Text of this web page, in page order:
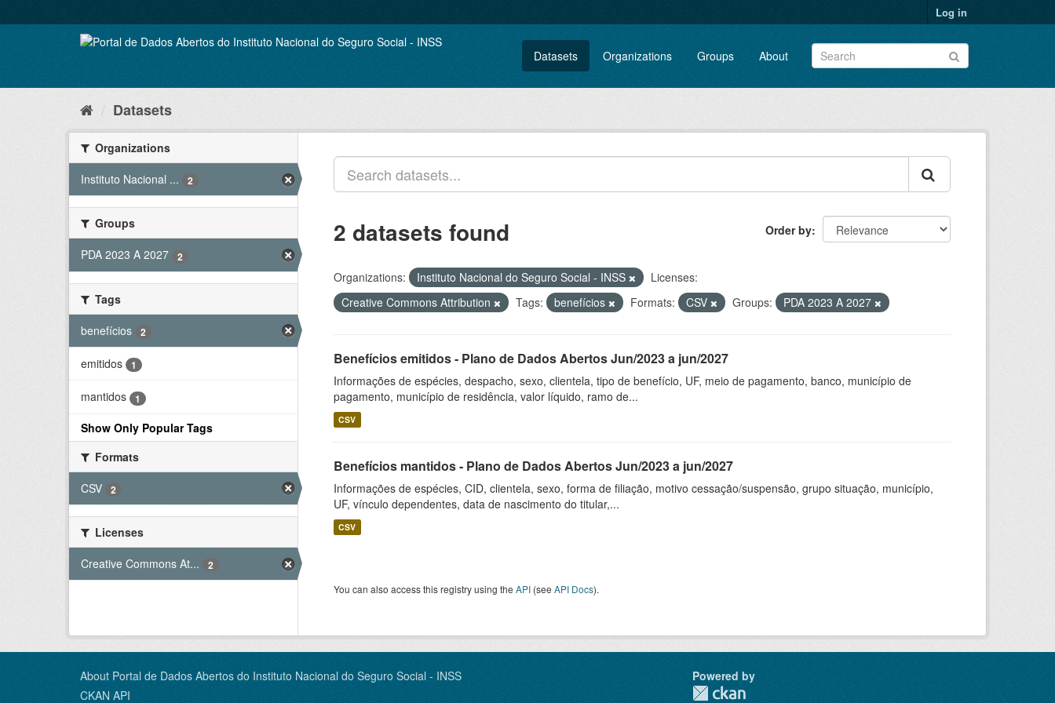
to
Log in
Datasets Organizations Groups About
Datasets
Organizations
Instituto Nacional ...
2
Groups
PDA 2023 A 2027
2
Tags
benefícios
2
emitidos 1
mantidos 1
Show Only Popular Tags
Formats
CSV
2
Licenses
Creative Commons At...
2
Order by
2 datasets found
Organizations: Instituto Nacional do Seguro Social - INSS
Licenses:
Creative Commons Attribution
Tags: benefícios Formats: CSV Groups: PDA 2023 A 2027
Benefícios emitidos - Plano de Dados Abertos Jun/2023 a jun/2027
Informações de espécies, despacho, sexo, clientela, tipo de benefício, UF, meio de pagamento, banco, município de
pagamento, município de residência, valor líquido, ramo de...
CSV
Benefícios mantidos - Plano de Dados Abertos Jun/2023 a jun/2027
Informações de espécies, CID, clientela, sexo, forma de filiação, motivo cessação/suspensão, grupo situação, município,
UF, vínculo dependentes, data de nascimento do titular,...
CSV
You can also access this registry using the API (see API Docs).
About Portal de Dados Abertos do Instituto Nacional do Seguro Social - INSS
CKAN API
Powered by